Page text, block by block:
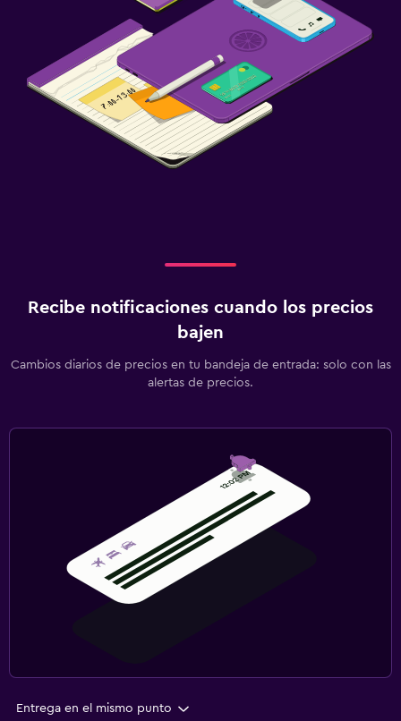
Recibe notificaciones cuando los precios
bajen
Cambios diarios de precios en tu bandeja de entrada: solo con las
alertas de precios.
Entrega en el mismo punto